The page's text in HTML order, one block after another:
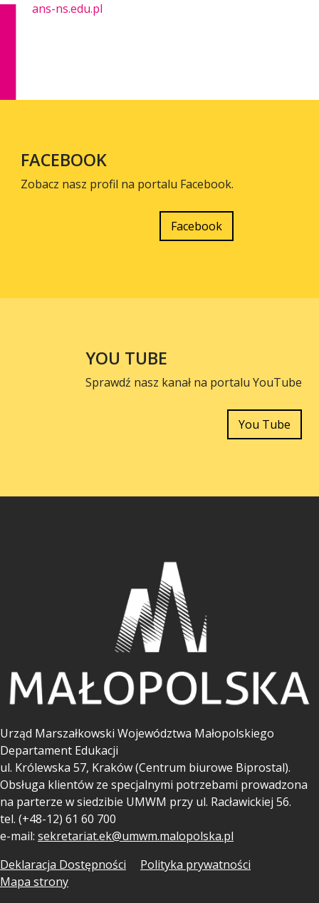
ans-ns.edu.pl
FACEBOOK
Zobacz nasz profil na portalu Facebook.
Facebook
YOU TUBE
Sprawdź nasz kanał na portalu YouTube
You Tube
Urząd Marszałkowski Województwa Małopolskiego
Departament Edukacji
ul. Królewska 57, Kraków (Centrum biurowe Biprostal).
Obsługa klientów ze specjalnymi potrzebami prowadzona
na parterze w siedzibie UMWM przy ul. Racławickiej 56.
tel. (+48-12) 61 60 700
e-mail: sekretariat.ek@umwm.malopolska.pl
Deklaracja Dostępności
Polityka prywatności
Mapa strony